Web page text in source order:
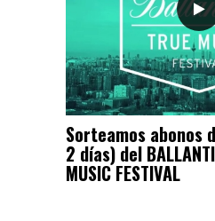
Sorteamos abonos
2 días) del
MUSIC FESTIVAL